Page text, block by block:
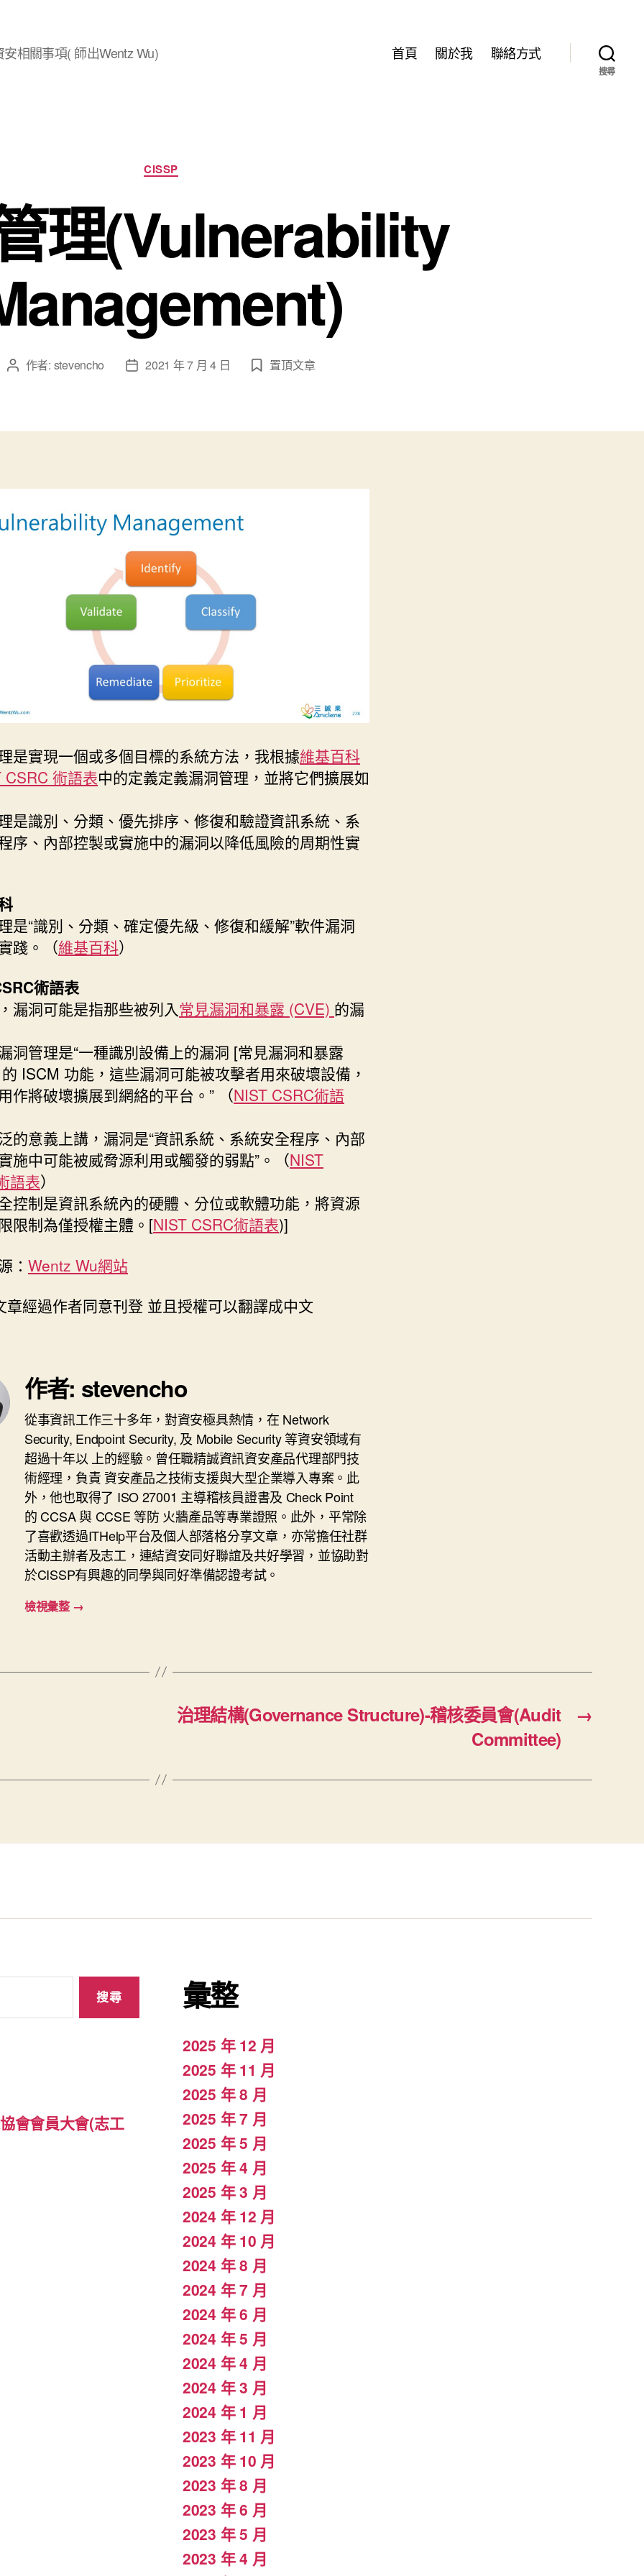
相關事項( 師出Wentz Wu) 首頁 關於我 聯絡方式
搜尋
分
類
CISSP
理(Vulnerability
文 作者: stevencho
文
日
2021 年 7 月 4 日 置頂文章
是實現一個或多個目標的系統方法，我根據維基百科
CSRC 術語表中的定義定義漏洞管理，並將它們擴展如
是識別、分類、優先排序、修復和驗證資訊系統、系
序、內部控製或實施中的漏洞以降低風險的周期性實
是“識別、分類、確定優先級、修復和緩解”軟件漏洞
踐。（維基百科）
術語表
漏洞可能是指那些被列入常見漏洞和暴露 (CVE) 的漏
洞管理是“一種識別設備上的漏洞 [常見漏洞和暴露
ISCM 功能，這些漏洞可能被攻擊者用來破壞設備，
作將破壞擴展到網絡的平台。” （NIST CSRC術語
的意義上講，漏洞是“資訊系統、系統安全程序、內部
施中可能被威脅源利用或觸發的弱點”。（NIST
語表）
控制是資訊系統內的硬體、分位或軟體功能，將資源
限制為僅授權主體。[NIST CSRC術語表)]
： Wentz Wu網站
章經過作者同意刊登 並且授權可以翻譯成中文
作者: stevencho
從事資訊工作三十多年，對資安極具熱情，在 Network
Security, Endpoint Security, 及 Mobile Security 等資安領域有
超過十年以 上的經驗。曾任職精誠資訊資安產品代理部門技
術經理，負責 資安產品之技術支援與大型企業導入專案。此
外，他也取得了 ISO 27001 主導稽核員證書及 Check Point
的 CCSA 與 CCSE 等防 火牆產品等專業證照。此外，平常除
了喜歡透過ITHelp平台及個人部落格分享文章，亦常擔任社群
活動主辦者及志工，連結資安同好聯誼及共好學習，並協助對
於CISSP有興趣的同學與同好準備認證考試。
檢視彙整 →
→
治理結構(Governance Structure)-稽核委員會(Audit
Committee)
會會員大會(志工
彙整
2025 年 12 月
2025 年 11 月
2025 年 8 月
2025 年 7 月
2025 年 5 月
2025 年 4 月
2025 年 3 月
2024 年 12 月
2024 年 10 月
2024 年 8 月
2024 年 7 月
2024 年 6 月
2024 年 5 月
2024 年 4 月
2024 年 3 月
2024 年 1 月
2023 年 11 月
2023 年 10 月
2023 年 8 月
2023 年 6 月
2023 年 5 月
2023 年 4 月